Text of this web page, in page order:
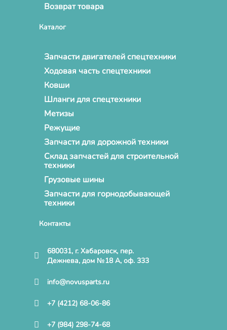
Возврат товара
Каталог
Запчасти двигателей спецтехники
Ходовая часть спецтехники
Ковши
Шланги для спецтехники
Метизы
Режущие
Запчасти для дорожной техники
Склад запчастей для строительной
техники
Грузовые шины
Запчасти для горнодобывающей
техники
Контакты
680031, г. Хабаровск, пер.
Дежнева, дом №18 А, оф. 333
info@novusparts.ru
+7 (4212) 68-06-86
+7 (984) 298-74-68